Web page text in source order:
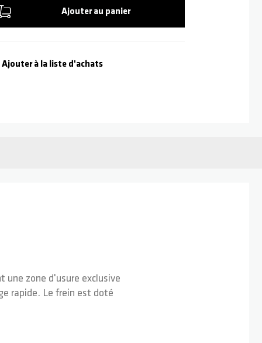
Ajouter au panier
Ajouter à la liste d'achats
une zone d'usure exclusive
rapide. Le frein est doté